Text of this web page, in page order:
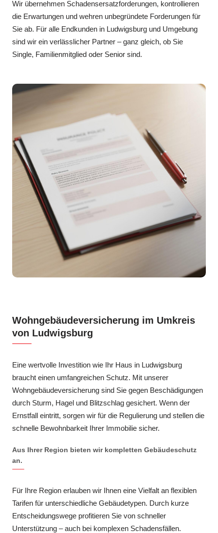
Wir übernehmen Schadensersatzforderungen, kontrollieren
die Erwartungen und wehren unbegründete Forderungen für
Sie ab. Für alle Endkunden in Ludwigsburg und Umgebung
sind wir ein verlässlicher Partner – ganz gleich, ob Sie
Single, Familienmitglied oder Senior sind.
Wohngebäudeversicherung im Umkreis
von Ludwigsburg
Eine wertvolle Investition wie Ihr Haus in Ludwigsburg
braucht einen umfangreichen Schutz. Mit unserer
Wohngebäudeversicherung sind Sie gegen Beschädigungen
durch Sturm, Hagel und Blitzschlag gesichert. Wenn der
Ernstfall eintritt, sorgen wir für die Regulierung und stellen die
schnelle Bewohnbarkeit Ihrer Immobilie sicher.
Aus Ihrer Region bieten wir kompletten Gebäudeschutz
an.
Für Ihre Region erlauben wir Ihnen eine Vielfalt an flexiblen
Tarifen für unterschiedliche Gebäudetypen. Durch kurze
Entscheidungswege profitieren Sie von schneller
Unterstützung – auch bei komplexen Schadensfällen.